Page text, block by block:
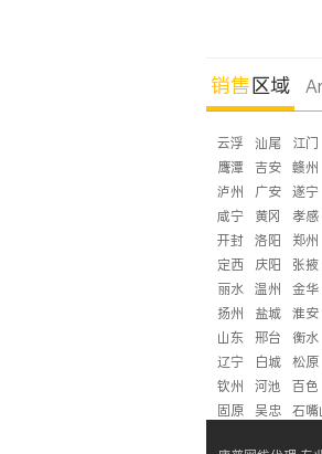
销售区域
云浮 汕尾 江门
鹰潭 吉安 赣州
泸州
广安 遂宁
咸宁
黄冈 孝感
开封 洛阳 郑州
定西
庆阳 张掖
丽水 温州 金华
扬州
盐城 淮安
山东
邢台 衡水
辽宁
白城 松原
钦州
河池 百色
固原
吴忠 石嘴